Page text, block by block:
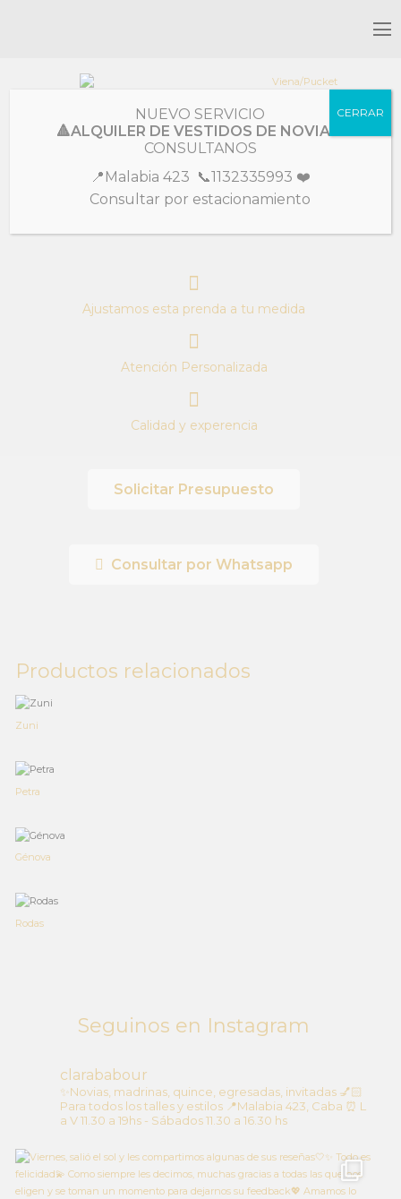
Viena/Pucket
Ajustamos esta prenda a tu medida
Atención Personalizada
Calidad y experencia
Solicitar Presupuesto
Consultar por Whatsapp
Productos relacionados
Zuni
Petra
Génova
Rodas
Seguinos en Instagram
clarababour
✨Novias, madrinas, quince, egresadas, invitadas💅🏻
Para todos los talles y estilos📍Malabia 423, Caba ⏰ L
a V 11.30 a 19hs - Sábados 11.30 a 16.30 hs
NUEVO SERVICIO
🔺ALQUILER DE VESTIDOS DE NOVIA🔺
CONSULTANOS
📍Malabia 423 📞1132335993 ❤️
Consultar por estacionamiento
CERRAR